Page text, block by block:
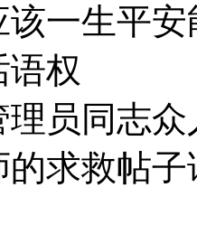
一生平
语权
员同志
的求救帖